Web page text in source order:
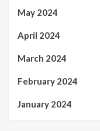
May 2024
April 2024
March 2024
February 2024
January 2024